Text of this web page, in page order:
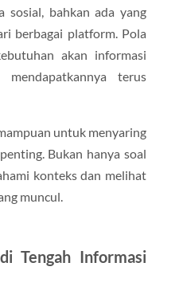
sosial, bahkan ada yang
berbagai platform. Pola
akan informasi
terus
untuk menyaring
Bukan hanya soal
konteks dan melihat
muncul.
Tengah Informasi